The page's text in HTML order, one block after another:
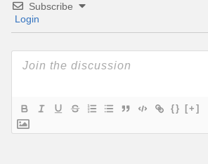
Subscribe
Login
{} [+]